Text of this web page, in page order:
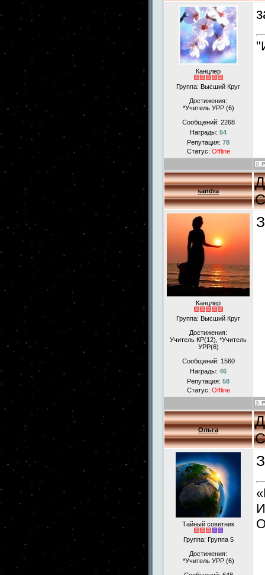
Канцлер
Группа: Высший Круг
Достижения:
*Учитель УРР (6)
Сообщений: 2268
Награды: 54
Репутация: 78
Статус: Offline
sandra
Канцлер
Группа: Высший Круг
Достижения:
Учитель КР(12), *Учитель
УРР(6)
Сообщений: 1560
Награды: 46
Репутация: 58
Статус: Offline
Ольга
Тайный советник
Группа: Группа 5
Достижения:
*Учитель УРР (6)